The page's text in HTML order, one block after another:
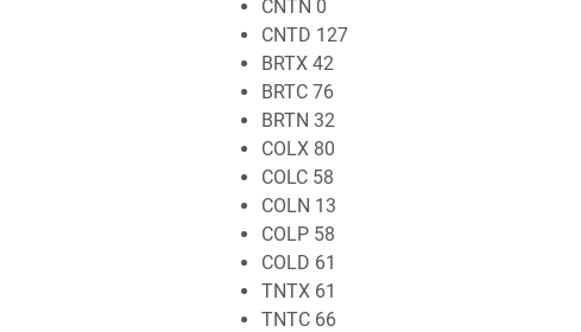
CNTN 0
CNTD 127
BRTX 42
BRTC 76
BRTN 32
COLX 80
COLC 58
COLN 13
COLP 58
COLD 61
TNTX 61
TNTC 66